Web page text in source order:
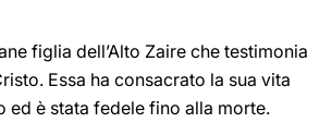
figlia dell’Alto Zaire che testimonia
Essa ha consacrato la sua vita
ed è stata fedele fino alla morte.